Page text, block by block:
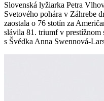
Slovenská lyžiarka Petra
Svetového pohára v Záhrebe
zaostala o 76 stotín za
slávila 81. triumf v prestížnom
s Švédka Anna Swennová-